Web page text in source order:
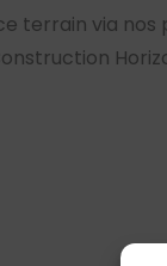
terrain via